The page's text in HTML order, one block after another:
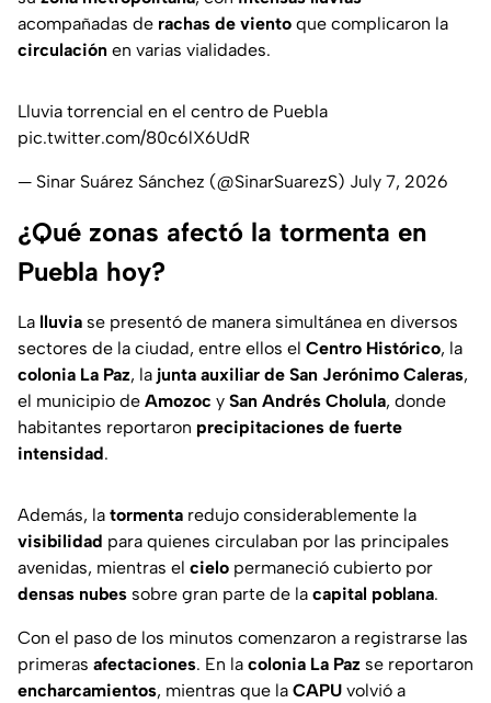
acompañadas de rachas de viento que complicaron la
circulación en varias vialidades.
Lluvia torrencial en el centro de Puebla
pic.twitter.com/80c6lX6UdR
— Sinar Suárez Sánchez (@SinarSuarezS) July 7, 2026
¿Qué zonas afectó la tormenta en
Puebla hoy?
La lluvia se presentó de manera simultánea en diversos
sectores de la ciudad, entre ellos el Centro Histórico, la
colonia La Paz, la junta auxiliar de San Jerónimo Caleras,
el municipio de Amozoc y San Andrés Cholula, donde
habitantes reportaron precipitaciones de fuerte
intensidad.
Además, la tormenta redujo considerablemente la
visibilidad para quienes circulaban por las principales
avenidas, mientras el cielo permaneció cubierto por
densas nubes sobre gran parte de la capital poblana.
Con el paso de los minutos comenzaron a registrarse las
primeras afectaciones. En la colonia La Paz se reportaron
encharcamientos, mientras que la CAPU volvió a